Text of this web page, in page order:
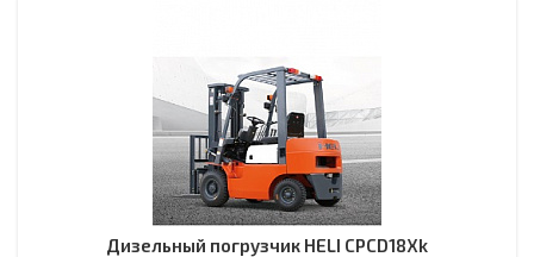
Дизельный погрузчик HELI CPCD18Xk